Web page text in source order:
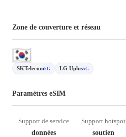
Zone de couverture et réseau
SKTelecom5G LG Uplus5G
Paramètres eSIM
Support de service
données
Support hotspot
soutien